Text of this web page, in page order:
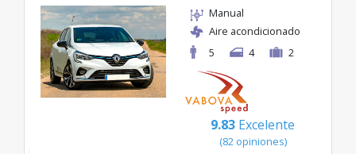
Manual
Aire acondicionado
5
4 2
9.83 Excelente
(82 opiniones)